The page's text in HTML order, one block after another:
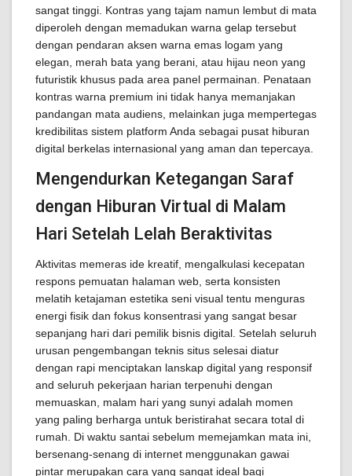
sangat tinggi. Kontras yang tajam namun lembut di mata
diperoleh dengan memadukan warna gelap tersebut
dengan pendaran aksen warna emas logam yang
elegan, merah bata yang berani, atau hijau neon yang
futuristik khusus pada area panel permainan. Penataan
kontras warna premium ini tidak hanya memanjakan
pandangan mata audiens, melainkan juga mempertegas
kredibilitas sistem platform Anda sebagai pusat hiburan
digital berkelas internasional yang aman dan tepercaya.
Mengendurkan Ketegangan Saraf
dengan Hiburan Virtual di Malam
Hari Setelah Lelah Beraktivitas
Aktivitas memeras ide kreatif, mengalkulasi kecepatan
respons pemuatan halaman web, serta konsisten
melatih ketajaman estetika seni visual tentu menguras
energi fisik dan fokus konsentrasi yang sangat besar
sepanjang hari dari pemilik bisnis digital. Setelah seluruh
urusan pengembangan teknis situs selesai diatur
dengan rapi menciptakan lanskap digital yang responsif
and seluruh pekerjaan harian terpenuhi dengan
memuaskan, malam hari yang sunyi adalah momen
yang paling berharga untuk beristirahat secara total di
rumah. Di waktu santai sebelum memejamkan mata ini,
bersenang-senang di internet menggunakan gawai
pintar merupakan cara yang sangat ideal bagi